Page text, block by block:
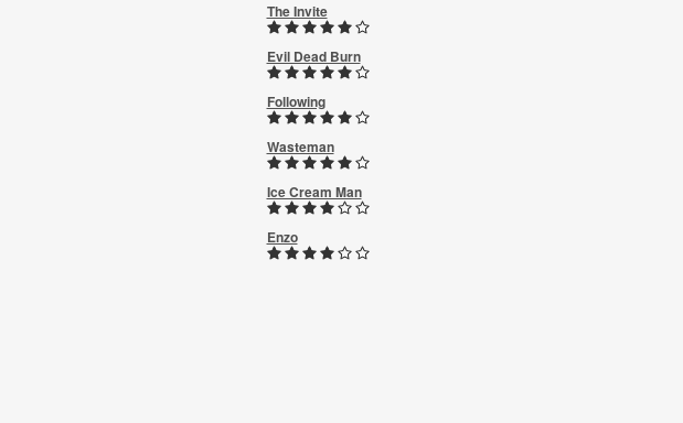
The Invite
Evil Dead Burn
Following
Wasteman
Ice Cream Man
Enzo